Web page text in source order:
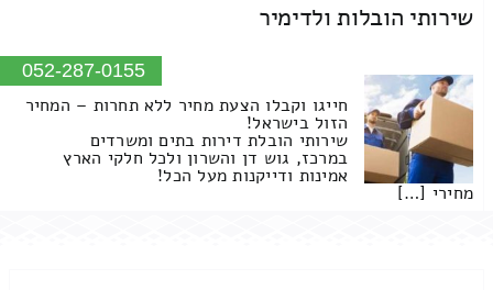
שירותי הובלות ולדימיר
052-287-0155
חייגו וקבלו הצעת מחיר ללא תחרות – המחיר
הזול בישראל!
שירותי הובלת דירות בתים ומשרדים
במרכז, גוש דן והשרון ולכל חלקי הארץ
אמינות ודייקנות מעל הכל!
מחירי […]